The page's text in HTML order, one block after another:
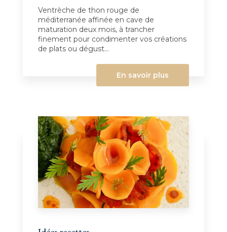
Ventrèche de thon rouge de
méditerranée affinée en cave de
maturation deux mois, à trancher
finement pour condimenter vos créations
de plats ou dégust...
En savoir plus